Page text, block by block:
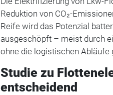
Reduktion von CO₂-
Reife wird das Potenzial
ausgeschöpft – meist durch
ohne die logistischen Abläufe
Studie zu
entscheidend